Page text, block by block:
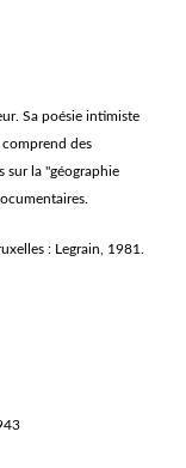
Sa poésie intimiste
des
sur la "géographie
: Legrain, 1981.